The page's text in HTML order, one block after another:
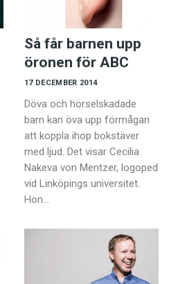
Så får barnen upp
öronen för ABC
17 DECEMBER 2014
Döva och hörselskadade
barn kan öva upp förmågan
att koppla ihop bokstäver
med ljud. Det visar Cecilia
Nakeva von Mentzer, logoped
vid Linköpings universitet.
Hon…